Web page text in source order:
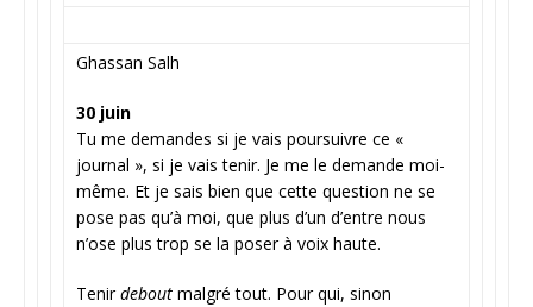
Ghassan Salh
30 juin
Tu me demandes si je vais poursuivre ce «
journal », si je vais tenir. Je me le demande moi-
même. Et je sais bien que cette question ne se
pose pas qu’à moi, que plus d’un d’entre nous
n’ose plus trop se la poser à voix haute.
Tenirdebout malgré tout. Pour qui, sinon